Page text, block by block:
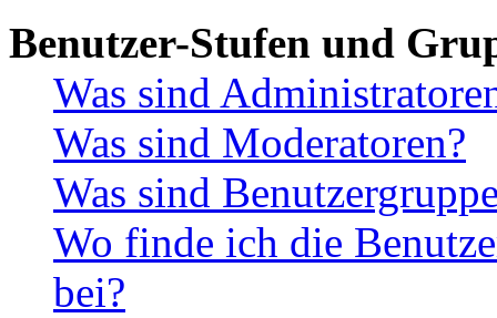
Benutzer-Stufen und
Was sind
Was sind Moderatoren?
Was sind
Wo finde ich die
bei?